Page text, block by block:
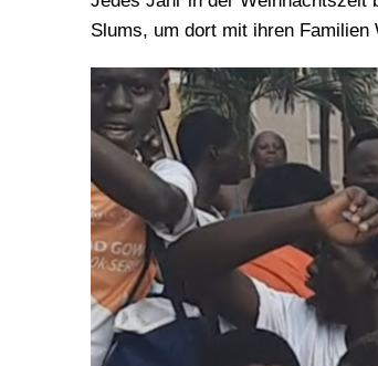
Slums, um dort mit ihren Familien